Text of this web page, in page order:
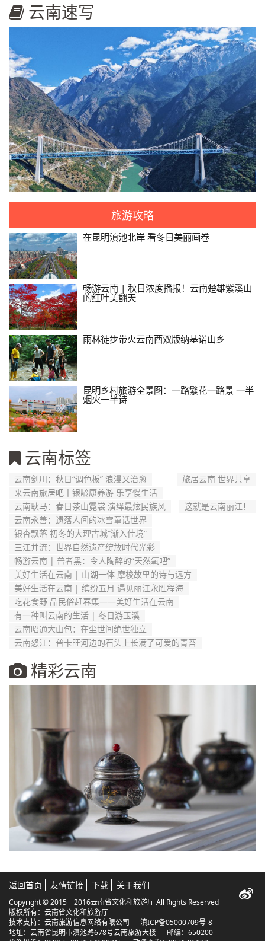
云南速写
旅游攻略
在昆明滇池北岸 看冬日美丽画卷
畅游云南 | 秋日浓度播报！云南楚雄紫溪山
的红叶美翻天
雨林徒步带火云南西双版纳基诺山乡
昆明乡村旅游全景图：一路繁花一路景 一半
烟火一半诗
云南标签
云南剑川：秋日“调色板” 浪漫又治愈
旅居云南 世界共享
来云南旅居吧丨银龄康养游 乐享慢生活
云南耿马：春日茶山霓裳 演绎最炫民族风
这就是云南丽江！
云南永善：遗落人间的冰雪童话世界
银杏飘落 初冬的大理古城“渐入佳境”
三江并流：世界自然遗产绽放时代光彩
畅游云南 | 普者黑：令人陶醉的“天然氧吧”
美好生活在云南 | 山湖一体 摩梭故里的诗与远方
美好生活在云南 | 缤纷五月 遇见丽江永胜程海
吃花食野 品民俗赶春集——美好生活在云南
有一种叫云南的生活 | 冬日游玉溪
云南昭通大山包：在尘世间绝世独立
云南怒江：普卡旺河边的石头上长满了可爱的青苔
精彩云南
返回首页 友情链接 下载 关于我们
Copyright © 2015－2016云南省文化和旅游厅 All Rights Reserved
版权所有：云南省文化和旅游厅
技术支持：云南旅游信息网络有限公司 滇ICP备05000709号-8
地址：云南省昆明市滇池路678号云南旅游大楼 邮编：650200